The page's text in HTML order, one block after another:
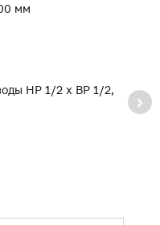
НР 1/2 х ВР 1/2,